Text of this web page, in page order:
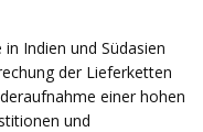
Indien und Südasien
der Lieferketten
einer hohen
und